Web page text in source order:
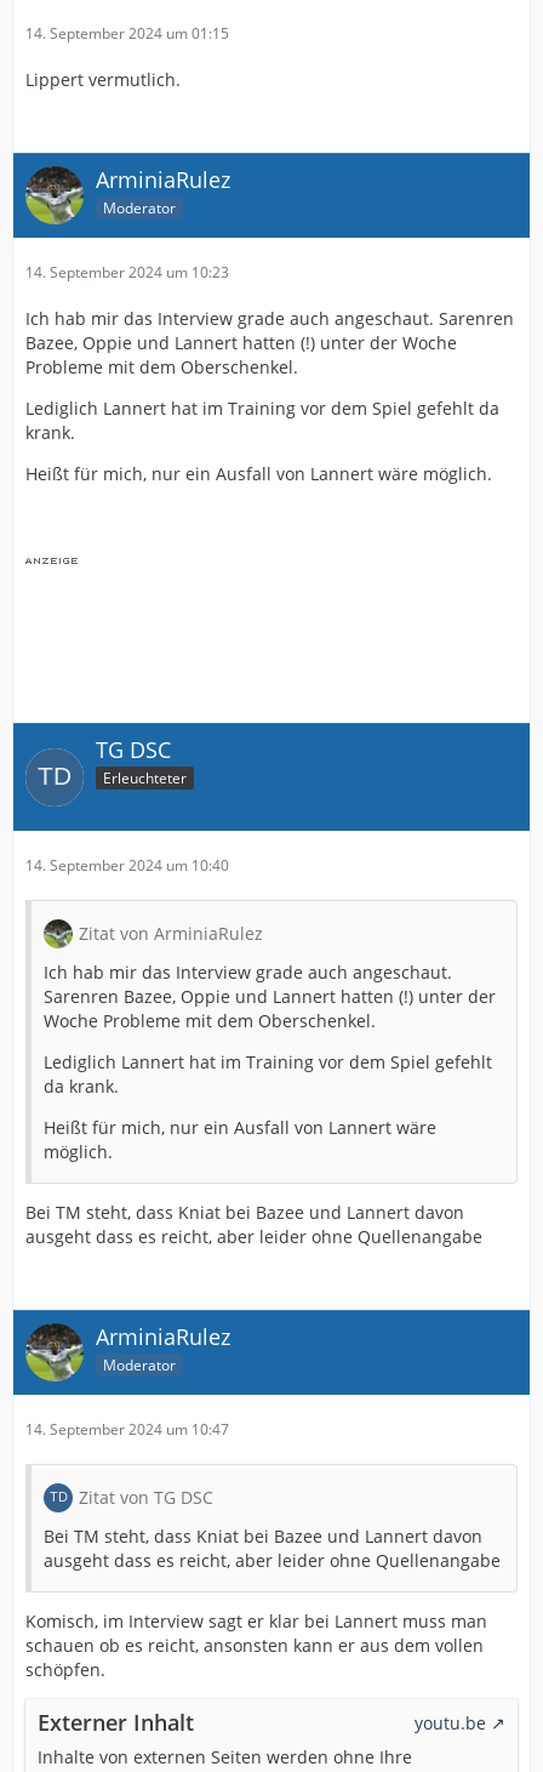
14. September 2024 um 01:15
Lippert vermutlich.
ArminiaRulez
Moderator
14. September 2024 um 10:23
Ich hab mir das Interview grade auch angeschaut. Sarenren
Bazee, Oppie und Lannert hatten (!) unter der Woche
Probleme mit dem Oberschenkel.
Lediglich Lannert hat im Training vor dem Spiel gefehlt da
krank.
Heißt für mich, nur ein Ausfall von Lannert wäre möglich.
TG DSC
Erleuchteter
14. September 2024 um 10:40
Zitat von ArminiaRulez
Ich hab mir das Interview grade auch angeschaut.
Sarenren Bazee, Oppie und Lannert hatten (!) unter der
Woche Probleme mit dem Oberschenkel.
Lediglich Lannert hat im Training vor dem Spiel gefehlt
da krank.
Heißt für mich, nur ein Ausfall von Lannert wäre
möglich.
Bei TM steht, dass Kniat bei Bazee und Lannert davon
ausgeht dass es reicht, aber leider ohne Quellenangabe
ArminiaRulez
Moderator
14. September 2024 um 10:47
Zitat von TG DSC
Bei TM steht, dass Kniat bei Bazee und Lannert davon
ausgeht dass es reicht, aber leider ohne Quellenangabe
Komisch, im Interview sagt er klar bei Lannert muss man
schauen ob es reicht, ansonsten kann er aus dem vollen
schöpfen.
Externer Inhalt
youtu.be
Inhalte von externen Seiten werden ohne Ihre